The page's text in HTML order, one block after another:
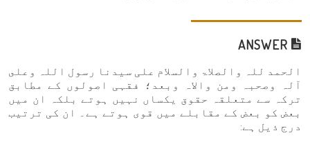
الحمد للہ والصلاۃ والسلام علی سیدنا رسول اللہ وعلى
آلہ وصحبہ ومن والاہ وبعد؛ فقہی اصولوں کے مطابق
ترکہ سے متعلقہ حقوق یکساں نہیں ہوتے بلکہ ان میں
بعض کو بعض کے مقابلے میں قوی ہوتے ہے۔ ان کی ترتیب
درج ذیل ہے: